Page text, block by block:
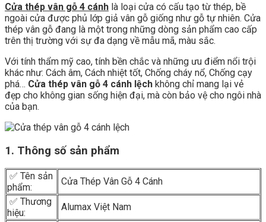
Cửa thép vân gỗ 4 cánh là loại cửa có cấu tạo từ thép, bề
ngoài cửa được phủ lớp giả vân gỗ giống như gỗ tự nhiên. Cửa
thép vân gỗ đang là một trong những dòng sản phẩm cao cấp
trên thị trường với sự đa dạng về mẫu mã, màu sắc.
Với tính thẩm mỹ cao, tính bền chắc và những ưu điểm nổi trội
khác như: Cách âm, Cách nhiệt tốt, Chống cháy nổ, Chống cạy
phá… Cửa thép vân gỗ 4 cánh lệch không chỉ mang lại vẻ
đẹp cho không gian sống hiện đại, mà còn bảo vệ cho ngôi nhà
của bạn.
1. Thông số sản phẩm
✅ Tên sản
phẩm:
Cửa Thép Vân Gỗ 4 Cánh
✅ Thương
hiệu:
Alumax Việt Nam